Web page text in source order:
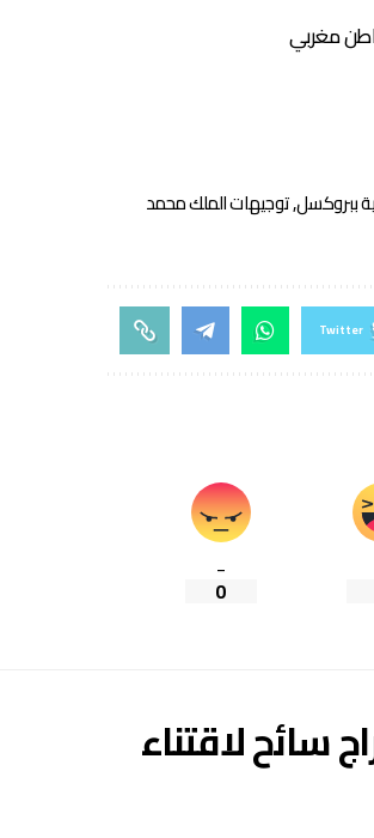
مغربي
ببروكسل,توجيهات الملك محمد
Twitter
_
0
سائح لاقتناء